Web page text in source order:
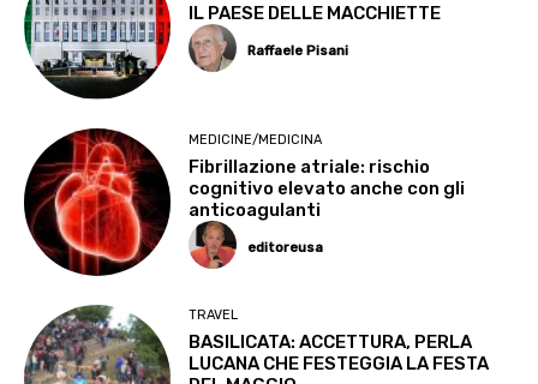
IL PAESE DELLE MACCHIETTE
Raffaele Pisani
MEDICINE/MEDICINA
Fibrillazione atriale: rischio
cognitivo elevato anche con gli
anticoagulanti
editoreusa
TRAVEL
BASILICATA: ACCETTURA, PERLA
LUCANA CHE FESTEGGIA LA FESTA